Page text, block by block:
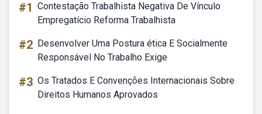
#1 Contestação Trabalhista Negativa De Vínculo
Empregatício Reforma Trabalhista
#2 Desenvolver Uma Postura ética E Socialmente
Responsável No Trabalho Exige
#3 Os Tratados E Convenções Internacionais Sobre
Direitos Humanos Aprovados